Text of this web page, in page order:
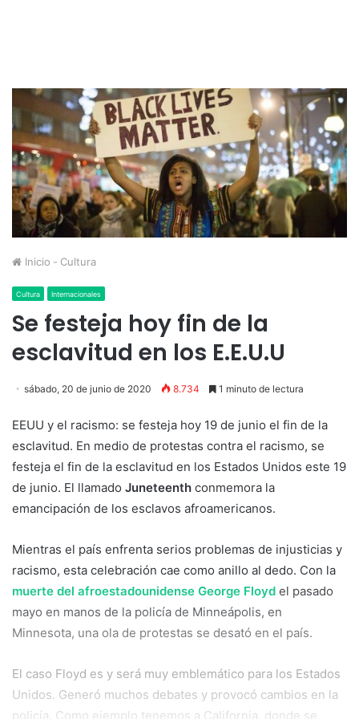
Inicio - Cultura
Cultura Internacionales
Se festeja hoy fin de la
esclavitud en los E.E.U.U
sábado, 20 de junio de 2020 8.734 1 minuto de lectura
EEUU y el racismo: se festeja hoy 19 de junio el fin de la
esclavitud. En medio de protestas contra el racismo, se
festeja el fin de la esclavitud en los Estados Unidos este 19
de junio. El llamado Juneteenth conmemora la
emancipación de los esclavos afroamericanos.
Mientras el país enfrenta serios problemas de injusticias y
racismo, esta celebración cae como anillo al dedo. Con la
muerte del afroestadounidense George Floyd el pasado
mayo en manos de la policía de Minneápolis, en
Minnesota, una ola de protestas se desató en el país.
El caso Floyd es y será muy emblemático para los Estados
Unidos. Generó muchos debates y provocó cambios en la
policía. Como ejemplo tenemos a California, donde se